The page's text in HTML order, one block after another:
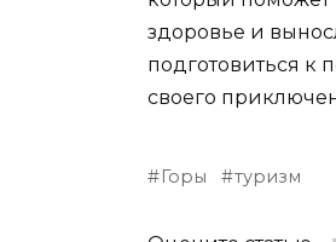
здоровье и
подготовиться к
своего
Горы туризм